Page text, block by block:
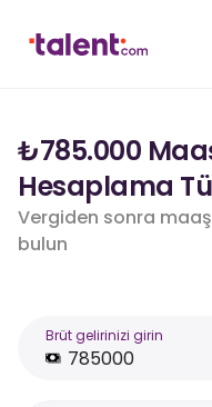
₺785.000
Hesaplama
Vergiden sonra
bulun
Brüt gelirinizi girin